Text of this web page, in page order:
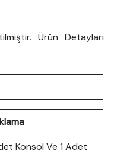
Ürün Detayları
Konsol Ve 1 Adet